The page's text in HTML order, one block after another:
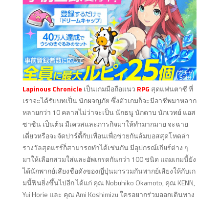
Lapinous Chronicle เป็นเกมมือถือแนว RPG สุดแฟนตาซี ที่
เราจะได้รับบทเป็น นักผจญภัย ซึ่งตัวเกมก็จะมีอาชีพมาหลาก
หลายกว่า 10 คลาสไม่ว่าจะเป็น นักธนู นักดาบ นักเวทย์ แอส
ซาซิน เป็นต้น มีเควสและภารกิจมาให้ทำมากมาย จะฉาย
เดี่ยวหรือจะจัดปาร์ตี้กับเพื่อนเพื่อช่วยกันล้มบอสสุดโหดล่า
รางวัลสุดแรร์ก็สามารถทำได้เช่นกัน มีอุปกรณ์เกียร์ต่าง ๆ
มาให้เลือกสวมใส่และอัพเกรดกันกว่า 100 ชนิด แถมเกมนี้ยัง
ได้นักพากย์เสียงชื่อดังของญี่ปุ่นมารวมกันพากย์เสียงให้กับเก
มนี้ฟินยิ่งขึ้นไปอีก ได้แก่ คุณ Nobuhiko Okamoto, คุณ KENN,
Yui Horie และ คุณ Ami Koshimizu ใครอยากร่วมออกเดินทาง